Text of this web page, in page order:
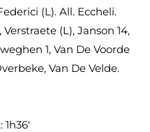
(L). All. Eccheli.
Verstraete (L), Janson 14,
1, Van De Voorde
Van De Velde.
1h36′